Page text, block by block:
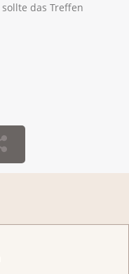
das Treffen